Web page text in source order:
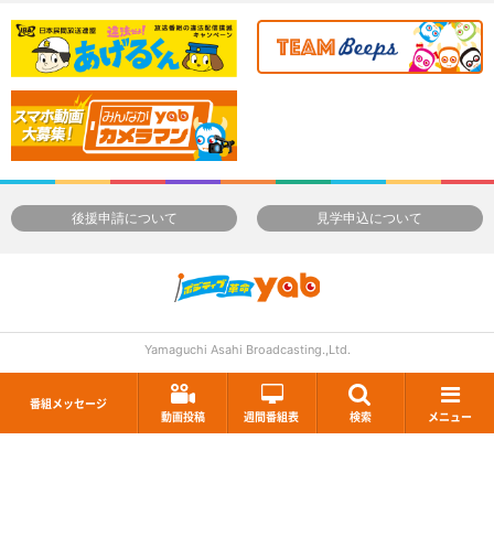
番組メッセージ
動画投稿
週間番組表 検索 メニュー
後援申請について 見学申込について
Yamaguchi Asahi Broadcasting.,Ltd.